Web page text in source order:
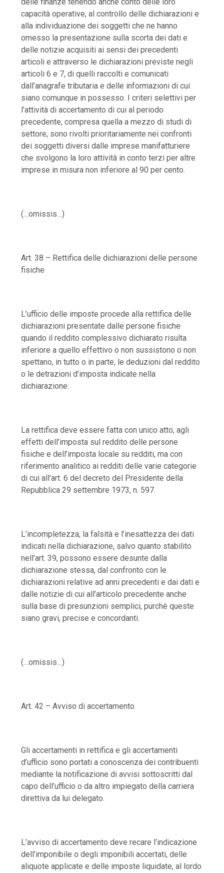
capacità operative, al controllo delle dichiarazioni e
alla individuazione dei soggetti che ne hanno
omesso la presentazione sulla scorta dei dati e
delle notizie acquisiti ai sensi dei precedenti
articoli e attraverso le dichiarazioni previste negli
articoli 6 e 7, di quelli raccolti e comunicati
dall’anagrafe tributaria e delle informazioni di cui
siano comunque in possesso. I criteri selettivi per
l’attività di accertamento di cui al periodo
precedente, compresa quella a mezzo di studi di
settore, sono rivolti prioritariamente nei confronti
dei soggetti diversi dalle imprese manifatturiere
che svolgono la loro attività in conto terzi per altre
imprese in misura non inferiore al 90 per cento.
(…omissis…)
Art. 38 – Rettifica delle dichiarazioni delle persone
fisiche
L’ufficio delle imposte procede alla rettifica delle
dichiarazioni presentate dalle persone fisiche
quando il reddito complessivo dichiarato risulta
inferiore a quello effettivo o non sussistono o non
spettano, in tutto o in parte, le deduzioni dal reddito
o le detrazioni d’imposta indicate nella
dichiarazione.
La rettifica deve essere fatta con unico atto, agli
effetti dell’imposta sul reddito delle persone
fisiche e dell’imposta locale su redditi, ma con
riferimento analitico ai redditi delle varie categorie
di cui all’art. 6 del decreto del Presidente della
Repubblica 29 settembre 1973, n. 597.
L’incompletezza, la falsità e l’inesattezza dei dati
indicati nella dichiarazione, salvo quanto stabilito
nell’art. 39, possono essere desunte dalla
dichiarazione stessa, dal confronto con le
dichiarazioni relative ad anni precedenti e dai dati e
dalle notizie di cui all’articolo precedente anche
sulla base di presunzioni semplici, purchè queste
siano gravi, precise e concordanti.
(…omissis…)
Art. 42 – Avviso di accertamento
Gli accertamenti in rettifica e gli accertamenti
d’ufficio sono portati a conoscenza dei contribuenti
mediante la notificazione di avvisi sottoscritti dal
capo dell’ufficio o da altro impiegato della carriera
direttiva da lui delegato.
L’avviso di accertamento deve recare l’indicazione
dell’imponibile o degli imponibili accertati, delle
aliquote applicate e delle imposte liquidate, al lordo